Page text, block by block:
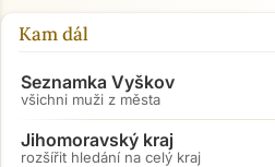
Kam dál
Seznamka Vyškov
všichni muži z města
Jihomoravský kraj
rozšířit hledání na celý kraj